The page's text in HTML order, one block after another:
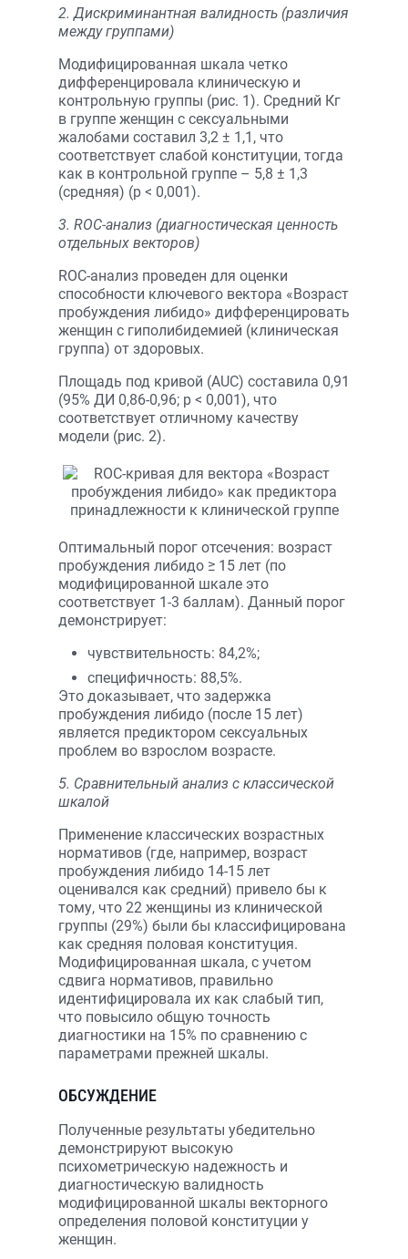
2. Дискриминантная валидность (различия
между группами)
Модифицированная шкала четко
дифференцировала клиническую и
контрольную группы (рис. 1). Средний Кг
в группе женщин с сексуальными
жалобами составил 3,2 ± 1,1, что
соответствует слабой конституции, тогда
как в контрольной группе – 5,8 ± 1,3
(средняя) (p < 0,001).
3. ROC-анализ (диагностическая ценность
отдельных векторов)
ROC-анализ проведен для оценки
способности ключевого вектора «Возраст
пробуждения либидо» дифференцировать
женщин с гиполибидемией (клиническая
группа) от здоровых.
Площадь под кривой (AUC) составила 0,91
(95% ДИ 0,86-0,96; p < 0,001), что
соответствует отличному качеству
модели (рис. 2).
Оптимальный порог отсечения: возраст
пробуждения либидо ≥ 15 лет (по
модифицированной шкале это
соответствует 1-3 баллам). Данный порог
демонстрирует:
чувствительность: 84,2%;
специфичность: 88,5%.
Это доказывает, что задержка
пробуждения либидо (после 15 лет)
является предиктором сексуальных
проблем во взрослом возрасте.
5. Сравнительный анализ с классической
шкалой
Применение классических возрастных
нормативов (где, например, возраст
пробуждения либидо 14-15 лет
оценивался как средний) привело бы к
тому, что 22 женщины из клинической
группы (29%) были бы классифицирована
как средняя половая конституция.
Модифицированная шкала, с учетом
сдвига нормативов, правильно
идентифицировала их как слабый тип,
что повысило общую точность
диагностики на 15% по сравнению с
параметрами прежней шкалы.
ОБСУЖДЕНИЕ
Полученные результаты убедительно
демонстрируют высокую
психометрическую надежность и
диагностическую валидность
модифицированной шкалы векторного
определения половой конституции у
женщин.